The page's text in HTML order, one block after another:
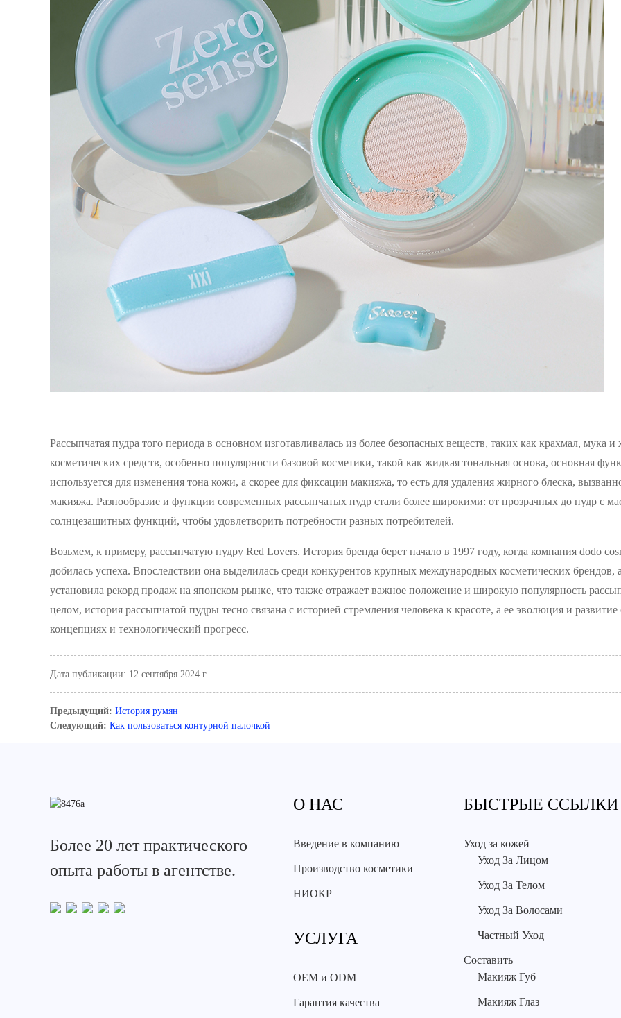
Рассыпчатая пудра того периода в основном изготавливалась из более безопасных веществ, таких как крахмал,
косметических средств, особенно популярности базовой косметики, такой как жидкая тональная основа, основная
используется для изменения тона кожи, а скорее для фиксации макияжа, то есть для удаления жирного блеска,
макияжа. Разнообразие и функции современных рассыпчатых пудр стали более широкими: от прозрачных до пудр с
солнцезащитных функций, чтобы удовлетворить потребности разных потребителей.
Возьмем, к примеру, рассыпчатую пудру Red Lovers. История бренда берет начало в 1997 году, когда компания dodo
добилась успеха. Впоследствии она выделилась среди конкурентов крупных международных косметических брендов,
установила рекорд продаж на японском рынке, что также отражает важное положение и широкую популярность
целом, история рассыпчатой ​​пудры тесно связана с историей стремления человека к красоте, а ее эволюция и
концепциях и технологический прогресс.
Дата публикации: 12 сентября 2024 г.
Предыдущий: История румян
Следующий: Как пользоваться контурной палочкой
Более 20 лет практического
опыта работы в агентстве.
О НАС
Введение в компанию
Производство косметики
НИОКР
УСЛУГА
OEM и ODM
Гарантия качества
БЫСТРЫЕ ССЫЛКИ
Уход за кожей
Уход За Лицом
Уход За Телом
Уход За Волосами
Частный Уход
Составить
Макияж Губ
Макияж Глаз